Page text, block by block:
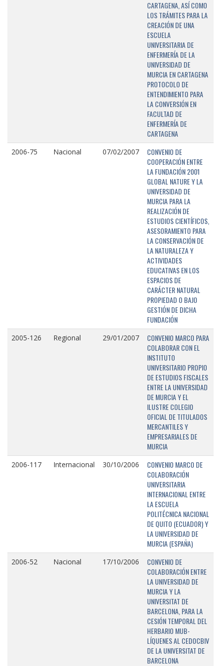
CARTAGENA, ASÍ COMO
LOS TRÁMITES PARA LA
CREACIÓN DE UNA
ESCUELA
UNIVERSITARIA DE
ENFERMERÍA DE LA
UNIVERSIDAD DE
MURCIA EN CARTAGENA
PROTOCOLO DE
ENTENDIMIENTO PARA
LA CONVERSIÓN EN
FACULTAD DE
ENFERMERÍA DE
CARTAGENA
2006-75 Nacional 07/02/2007
CONVENIO DE
COOPERACIÓN ENTRE
LA FUNDACIÓN 2001
GLOBAL NATURE Y LA
UNIVERSIDAD DE
MURCIA PARA LA
REALIZACIÓN DE
ESTUDIOS CIENTÍFICOS,
ASESORAMIENTO PARA
LA CONSERVACIÓN DE
LA NATURALEZA Y
ACTIVIDADES
EDUCATIVAS EN LOS
ESPACIOS DE
CARÁCTER NATURAL
PROPIEDAD O BAJO
GESTIÓN DE DICHA
FUNDACIÓN
2005-126 Regional 29/01/2007
CONVENIO MARCO PARA
COLABORAR CON EL
INSTITUTO
UNIVERSITARIO PROPIO
DE ESTUDIOS FISCALES
ENTRE LA UNIVERSIDAD
DE MURCIA Y EL
ILUSTRE COLEGIO
OFICIAL DE TITULADOS
MERCANTILES Y
EMPRESARIALES DE
MURCIA
2006-117 Internacional 30/10/2006
CONVENIO MARCO DE
COLABORACIÓN
UNIVERSITARIA
INTERNACIONAL ENTRE
LA ESCUELA
POLITÉCNICA NACIONAL
DE QUITO (ECUADOR) Y
LA UNIVERSIDAD DE
MURCIA (ESPAÑA)
2006-52 Nacional 17/10/2006
CONVENIO DE
COLABORACIÓN ENTRE
LA UNIVERSIDAD DE
MURCIA Y LA
UNIVERSITAT DE
BARCELONA, PARA LA
CESIÓN TEMPORAL DEL
HERBARIO MUB-
LÍQUENES AL CEDOCBIV
DE LA UNIVERSITAT DE
BARCELONA